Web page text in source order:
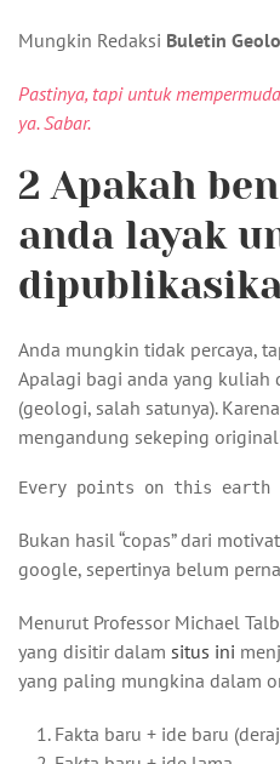
Mungkin Redaksi Buletin
Pastinya, tapi untuk
ya. Sabar.
2 Apakah
anda layak
Anda mungkin tidak percaya,
Apalagi bagi anda yang
(geologi, salah satunya).
mengandung sekeping
Bukan hasil “copas” dari
google, sepertinya belum
Menurut Professor Michael
yang disitir dalam situs ini
yang paling mungkina dalam
Fakta baru + ide baru